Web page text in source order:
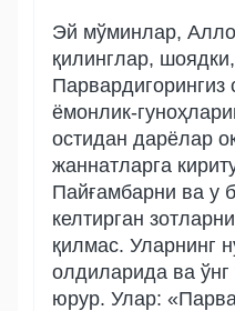
Эй мўминлар,
қилинглар, шоядки,
Парвардигорингиз
ёмонлик-
остидан дарёлар
жаннатларга
Пайғамбарни ва у
келтирган
қилмас. Уларнинг
олдиларида ва
юрур. Улар: